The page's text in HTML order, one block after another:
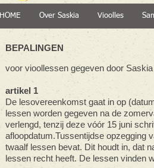
HOME Over Saskia Vioolles
BEPALINGEN
voor vioollessen gegeven door
artikel 1
De lesovereenkomst gaat in op
lessen worden gegeven na de
verlengd, tenzij deze vóór 15 juni
afloopdatum.Tussentijdse opzegging
twaalf lessen bevat. Dit houdt in, dat
lessen recht heeft. De lessen vinden